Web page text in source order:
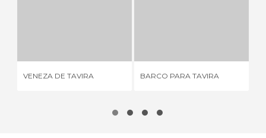
VENEZA DE TAVIRA BARCO PARA TAVIRA